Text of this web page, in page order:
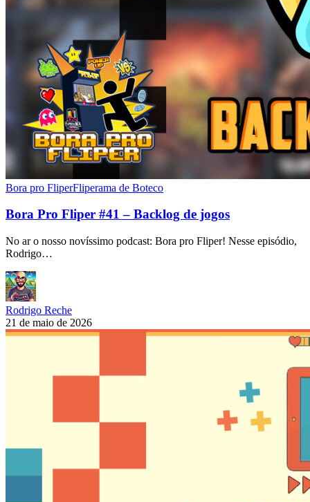
Bora pro FliperFliperama de Boteco
Bora Pro Fliper #41 – Backlog de jogos
No ar o nosso novíssimo podcast: Bora pro Fliper! Nesse episódio,
Rodrigo…
Rodrigo Reche
21 de maio de 2026